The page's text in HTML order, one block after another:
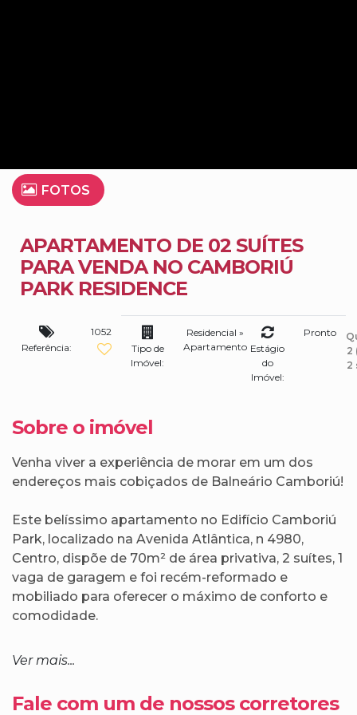
FOTOS
APARTAMENTO DE 02 SUÍTES
PARA VENDA NO CAMBORIÚ
PARK RESIDENCE
Referência:
1052
Tipo de
Imóvel:
Residencial »
Apartamento Estágio
do
Imóvel:
Pronto
2
2
Sobre o imóvel
Venha viver a experiência de morar em um dos
endereços mais cobiçados de Balneário Camboriú!
Este belíssimo apartamento no Edifício Camboriú
Park, localizado na Avenida Atlântica, n 4980,
Centro, dispõe de 70m² de área privativa, 2 suítes, 1
vaga de garagem e foi recém-reformado e
mobiliado para oferecer o máximo de conforto e
comodidade.
Além da localização privilegiada frente ao mar, o
oceano, proporcionando momentos inesquecíveis
para você e sua família.
Ver mais...
Fale com um de nossos corretores